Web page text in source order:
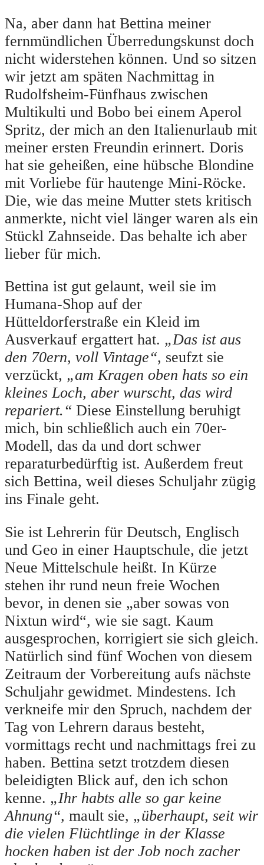
Na, aber dann hat Bettina meiner
fernmündlichen Überredungskunst doch
nicht widerstehen können. Und so sitzen
wir jetzt am späten Nachmittag in
Rudolfsheim-Fünfhaus zwischen
Multikulti und Bobo bei einem Aperol
Spritz, der mich an den Italienurlaub mit
meiner ersten Freundin erinnert. Doris
hat sie geheißen, eine hübsche Blondine
mit Vorliebe für hautenge Mini-Röcke.
Die, wie das meine Mutter stets kritisch
anmerkte, nicht viel länger waren als ein
Stückl Zahnseide. Das behalte ich aber
lieber für mich.
Bettina ist gut gelaunt, weil sie im
Humana-Shop auf der
Hütteldorferstraße ein Kleid im
Ausverkauf ergattert hat. „Das ist aus
den 70ern, voll Vintage“, seufzt sie
verzückt, „am Kragen oben hats so ein
kleines Loch, aber wurscht, das wird
repariert.“ Diese Einstellung beruhigt
mich, bin schließlich auch ein 70er-
Modell, das da und dort schwer
reparaturbedürftig ist. Außerdem freut
sich Bettina, weil dieses Schuljahr zügig
ins Finale geht.
Sie ist Lehrerin für Deutsch, Englisch
und Geo in einer Hauptschule, die jetzt
Neue Mittelschule heißt. In Kürze
stehen ihr rund neun freie Wochen
bevor, in denen sie „aber sowas von
Nixtun wird“, wie sie sagt. Kaum
ausgesprochen, korrigiert sie sich gleich.
Natürlich sind fünf Wochen von diesem
Zeitraum der Vorbereitung aufs nächste
Schuljahr gewidmet. Mindestens. Ich
verkneife mir den Spruch, nachdem der
Tag von Lehrern daraus besteht,
vormittags recht und nachmittags frei zu
haben. Bettina setzt trotzdem diesen
beleidigten Blick auf, den ich schon
kenne. „Ihr habts alle so gar keine
Ahnung“, mault sie, „überhaupt, seit wir
die vielen Flüchtlinge in der Klasse
hocken haben ist der Job noch zacher